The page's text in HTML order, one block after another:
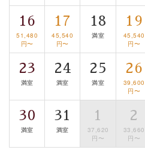
■諏訪大社4社を巡る無料参拝
豊富な知識を持ったドライバ
案内します。事前ご予約制で
は【3日前まで】にお電話く
※交通規制などにより運行で
※年末年始及び御柱祭前後は
以上がプラン内容です。
上諏訪温泉“しんゆ”なら諏訪
で心癒されます。
16
51,480
円〜
17
45,540
円〜
18
満室
19
45,540
円〜
23
満室
24
満室
25
満室
26
39,600
円〜
30
満室
31
満室
1
37,620
円〜
2
33,660
円〜